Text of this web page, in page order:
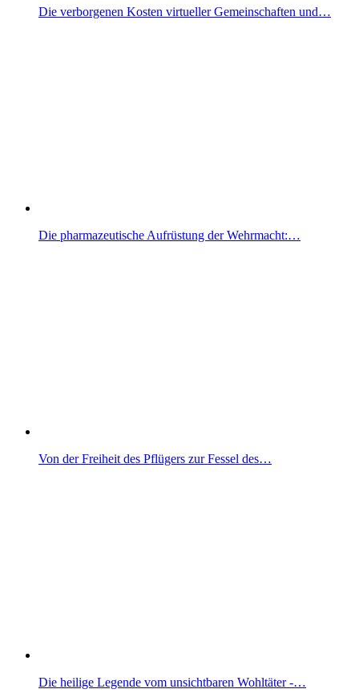
Die verborgenen Kosten virtueller Gemeinschaften und…
Die pharmazeutische Aufrüstung der Wehrmacht:…
Von der Freiheit des Pflügers zur Fessel des…
Die heilige Legende vom unsichtbaren Wohltäter -…